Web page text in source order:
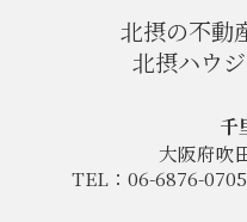
北摂の不動
北摂ハウ
千
大阪府吹
TEL：06-6876-0705